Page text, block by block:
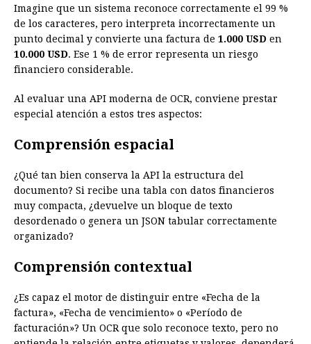
Imagine que un sistema reconoce correctamente el 99 %
de los caracteres, pero interpreta incorrectamente un
punto decimal y convierte una factura de 1.000 USD en
10.000 USD. Ese 1 % de error representa un riesgo
financiero considerable.
Al evaluar una API moderna de OCR, conviene prestar
especial atención a estos tres aspectos:
Comprensión espacial
¿Qué tan bien conserva la API la estructura del
documento? Si recibe una tabla con datos financieros
muy compacta, ¿devuelve un bloque de texto
desordenado o genera un JSON tabular correctamente
organizado?
Comprensión contextual
¿Es capaz el motor de distinguir entre «Fecha de la
factura», «Fecha de vencimiento» o «Período de
facturación»? Un OCR que solo reconoce texto, pero no